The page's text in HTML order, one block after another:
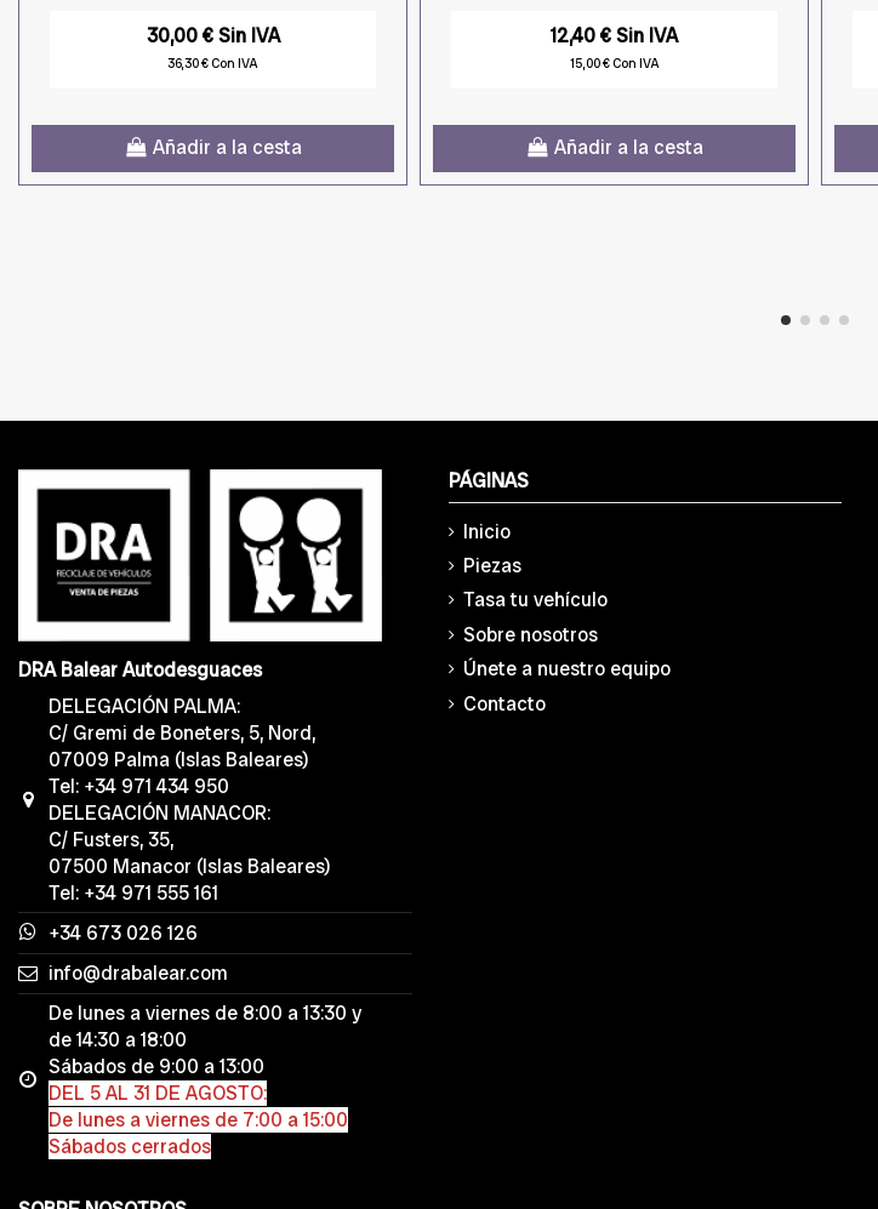
30,00 € Sin IVA
36,30 € Con IVA
Añadir a la cesta
12,40 € Sin IVA
15,00 € Con IVA
Añadir a la cesta
DRA Balear Autodesguaces
DELEGACIÓN PALMA:
C/ Gremi de Boneters, 5, Nord,
07009 Palma (Islas Baleares)
Tel: +34 971 434 950
DELEGACIÓN MANACOR:
C/ Fusters, 35,
07500 Manacor (Islas Baleares)
Tel: +34 971 555 161
+34 673 026 126
info@drabalear.com
De lunes a viernes de 8:00 a 13:30 y
de 14:30 a 18:00
Sábados de 9:00 a 13:00
DEL 5 AL 31 DE AGOSTO:
De lunes a viernes de 7:00 a 15:00
Sábados cerrados
PÁGINAS
Inicio
Piezas
Tasa tu vehículo
Sobre nosotros
Únete a nuestro equipo
Contacto